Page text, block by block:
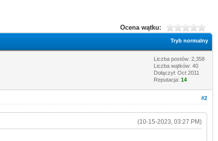
Ocena wątku:
Tryb normalny
Liczba postów: 2,358
Liczba wątków: 40
Dołączył: Oct 2011
Reputacja: 14
#2
(10-15-2023, 03:27 PM)